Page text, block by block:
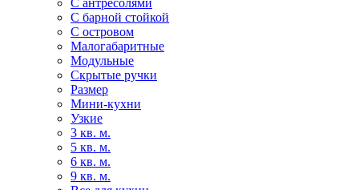
С антресолями
С барной стойкой
С островом
Малогабаритные
Модульные
Скрытые ручки
Размер
Мини-кухни
Узкие
3 кв. м.
5 кв. м.
6 кв. м.
9 кв. м.